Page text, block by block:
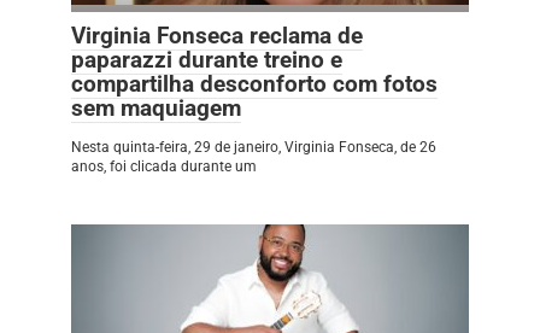
Virginia Fonseca reclama de
paparazzi durante treino e
compartilha desconforto com fotos
sem maquiagem
Nesta quinta-feira, 29 de janeiro, Virginia Fonseca, de 26
anos, foi clicada durante um